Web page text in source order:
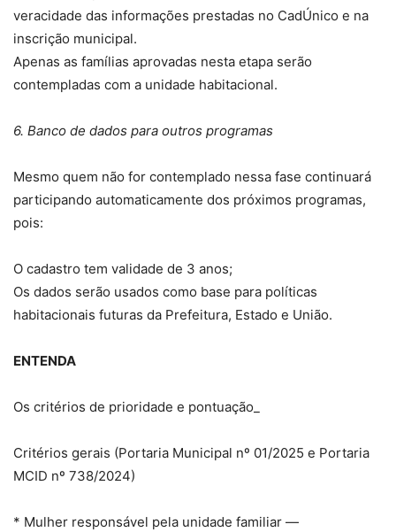
veracidade das informações prestadas no CadÚnico e na
inscrição municipal.
Apenas as famílias aprovadas nesta etapa serão
contempladas com a unidade habitacional.
6. Banco de dados para outros programas
Mesmo quem não for contemplado nessa fase continuará
participando automaticamente dos próximos programas,
pois:
O cadastro tem validade de 3 anos;
Os dados serão usados como base para políticas
habitacionais futuras da Prefeitura, Estado e União.
ENTENDA
Os critérios de prioridade e pontuação_
Critérios gerais (Portaria Municipal nº 01/2025 e Portaria
MCID nº 738/2024)
* Mulher responsável pela unidade familiar —